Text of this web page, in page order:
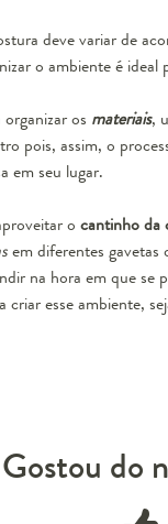
deve variar de
o ambiente é
os materiais,
pois, assim, o
em seu lugar.
o cantinho da
em diferentes gavetas
na hora em que se
criar esse ambiente,
Gostou do